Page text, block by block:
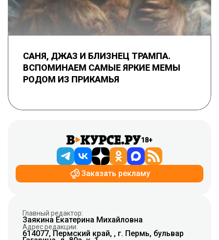
САНЯ, ДЖАЗ И БЛИЗНЕЦ ТРАМПА.
ВСПОМИНАЕМ САМЫЕ ЯРКИЕ МЕМЫ
РОДОМ ИЗ ПРИКАМЬЯ
18+
Заказать рекламу
Главный редактор:
Заякина Екатерина Михайловна
Адрес редакции:
614077, Пермский край, , г. Пермь, бульвар